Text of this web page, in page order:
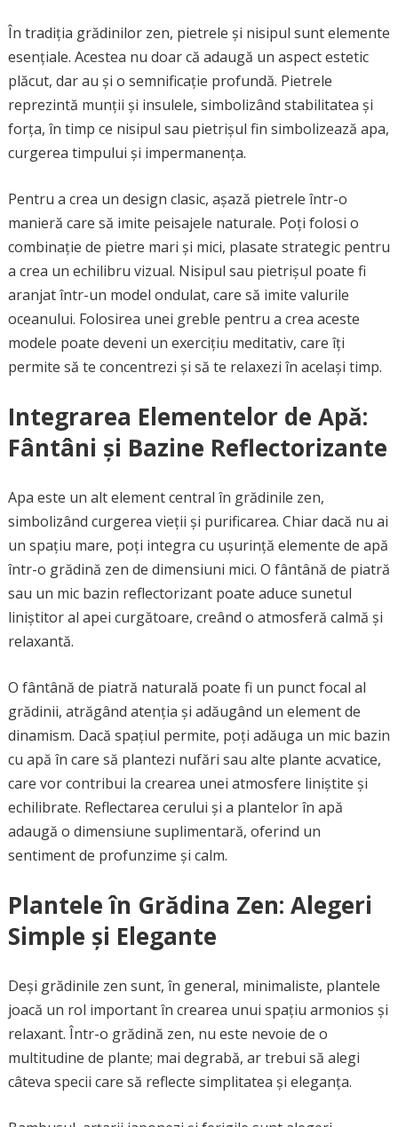
În tradiția grădinilor zen, pietrele și nisipul sunt elemente
esențiale. Acestea nu doar că adaugă un aspect estetic
plăcut, dar au și o semnificație profundă. Pietrele
reprezintă munții și insulele, simbolizând stabilitatea și
forța, în timp ce nisipul sau pietrișul fin simbolizează apa,
curgerea timpului și impermanența.
Pentru a crea un design clasic, așază pietrele într-o
manieră care să imite peisajele naturale. Poți folosi o
combinație de pietre mari și mici, plasate strategic pentru
a crea un echilibru vizual. Nisipul sau pietrișul poate fi
aranjat într-un model ondulat, care să imite valurile
oceanului. Folosirea unei greble pentru a crea aceste
modele poate deveni un exercițiu meditativ, care îți
permite să te concentrezi și să te relaxezi în același timp.
Integrarea Elementelor de Apă:
Fântâni și Bazine Reflectorizante
Apa este un alt element central în grădinile zen,
simbolizând curgerea vieții și purificarea. Chiar dacă nu ai
un spațiu mare, poți integra cu ușurință elemente de apă
într-o grădină zen de dimensiuni mici. O fântână de piatră
sau un mic bazin reflectorizant poate aduce sunetul
liniștitor al apei curgătoare, creând o atmosferă calmă și
relaxantă.
O fântână de piatră naturală poate fi un punct focal al
grădinii, atrăgând atenția și adăugând un element de
dinamism. Dacă spațiul permite, poți adăuga un mic bazin
cu apă în care să plantezi nufări sau alte plante acvatice,
care vor contribui la crearea unei atmosfere liniștite și
echilibrate. Reflectarea cerului și a plantelor în apă
adaugă o dimensiune suplimentară, oferind un
sentiment de profunzime și calm.
Plantele în Grădina Zen: Alegeri
Simple și Elegante
Deși grădinile zen sunt, în general, minimaliste, plantele
joacă un rol important în crearea unui spațiu armonios și
relaxant. Într-o grădină zen, nu este nevoie de o
multitudine de plante; mai degrabă, ar trebui să alegi
câteva specii care să reflecte simplitatea și eleganța.